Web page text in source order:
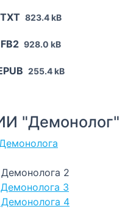
823.4 kB
928.0 kB
255.4 kB
"Демонолог"
2
3
4